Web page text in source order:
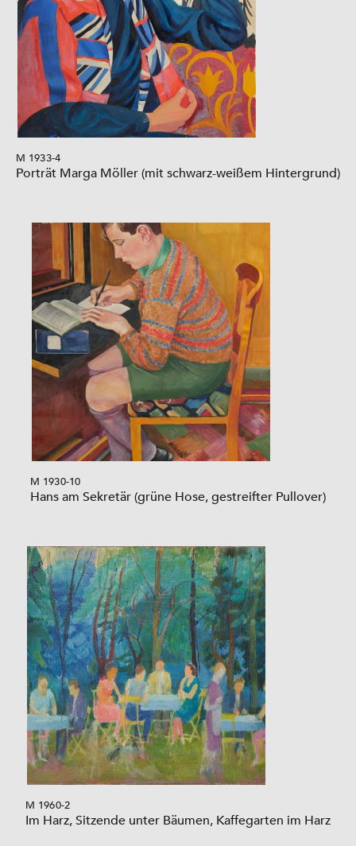
M 1933-4
Porträt Marga Möller (mit schwarz-weißem Hintergrund)
M 1930-10
Hans am Sekretär (grüne Hose, gestreifter Pullover)
M 1960-2
Im Harz, Sitzende unter Bäumen, Kaffegarten im Harz